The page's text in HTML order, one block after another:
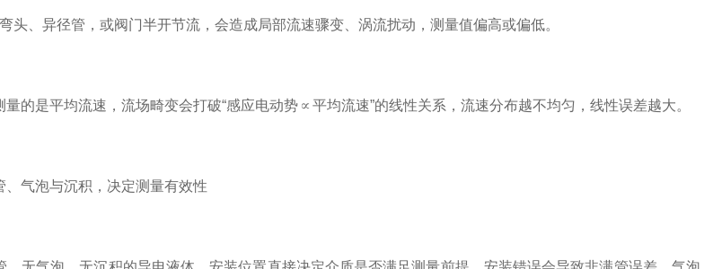
头、异径管，或阀门半开节流，会造成局部流速骤变、涡流扰动，测量值偏高或偏低。
的是平均流速，流场畸变会打破“感应电动势∝平均流速”的线性关系，流速分布越不均匀，线性误差越大。
、气泡与沉积，决定测量有效性